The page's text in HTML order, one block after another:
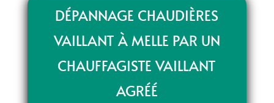
DÉPANNAGE CHAUDIÈRES
VAILLANT À MELLE PAR UN
CHAUFFAGISTE VAILLANT
AGRÉÉ